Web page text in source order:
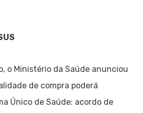
o Ministério da Saúde anunciou
de compra poderá
Único de Saúde: acordo de